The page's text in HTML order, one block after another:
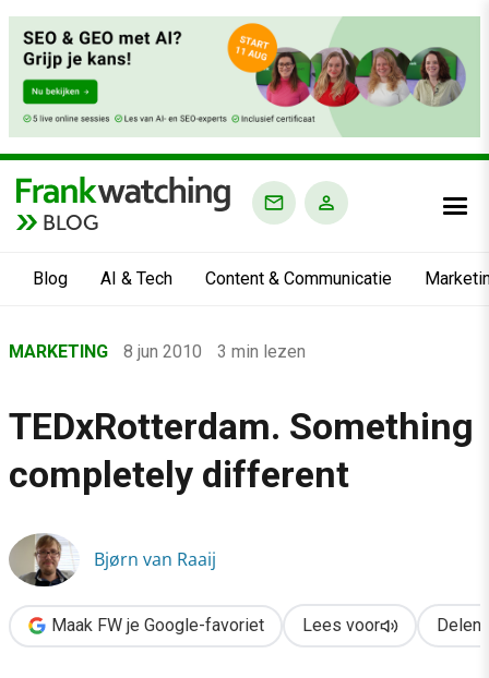
BLOG
Blog AI & Tech Content & Communicatie
›
Marketing
TEDxRotterdam. Something completely different
MARKETING 8 jun 2010 3 min lezen
TEDxRotterdam. Something
completely different
Bjørn van Raaij
Maak FW je Google-favoriet Lees voor Delen